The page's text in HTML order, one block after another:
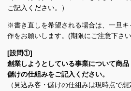
ご記入ください。）
※書き直しを希望される場合は、一旦
作をお願いします。(期限にご注意下さい
[設問①]
創業しようとしている事業について商品
儲けの仕組みをご記入ください。
（見込み客・儲けの仕組みは現時点で